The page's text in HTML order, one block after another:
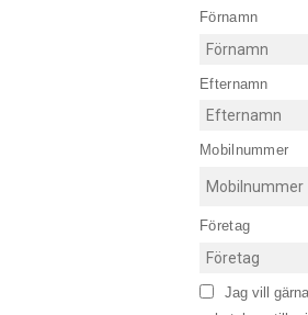
Förnamn
Efternamn
Mobilnummer
Företag
Jag vill